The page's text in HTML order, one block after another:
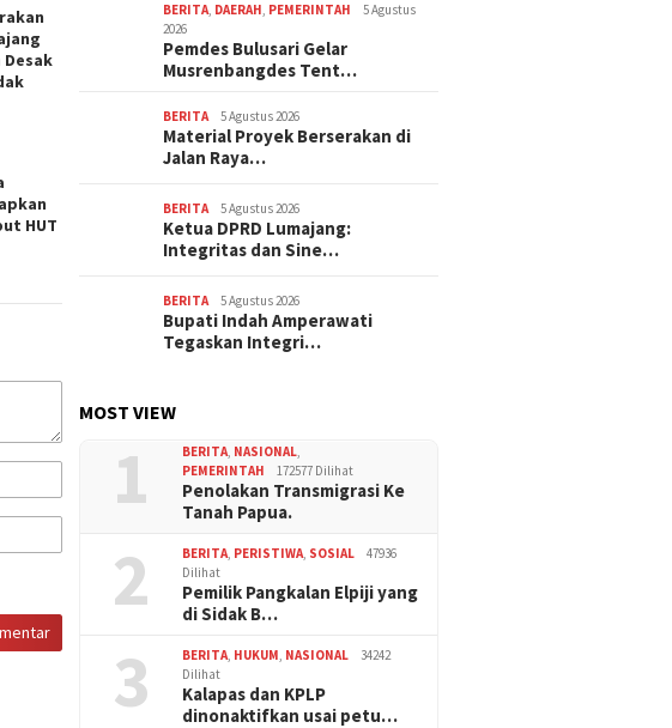
Desak
HUT
BERITA, DAERAH, PEMERINTAH
5 Agustus
2026
Pemdes Bulusari Gelar
Musrenbangdes Tent…
BERITA 5 Agustus 2026
Material Proyek Berserakan di
Jalan Raya…
BERITA 5 Agustus 2026
Ketua DPRD Lumajang:
Integritas dan Sine…
BERITA 5 Agustus 2026
Bupati Indah Amperawati
Tegaskan Integri…
MOST VIEW
1 BERITA, NASIONAL,
PEMERINTAH
172577 Dilihat
Penolakan Transmigrasi Ke
Tanah Papua.
2 BERITA, PERISTIWA, SOSIAL
47936
Dilihat
Pemilik Pangkalan Elpiji yang
di Sidak B…
3 BERITA, HUKUM, NASIONAL
34242
Dilihat
Kalapas dan KPLP
dinonaktifkan usai petu…